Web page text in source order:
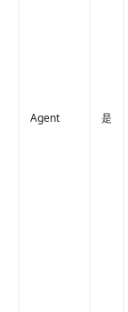
Agent 是